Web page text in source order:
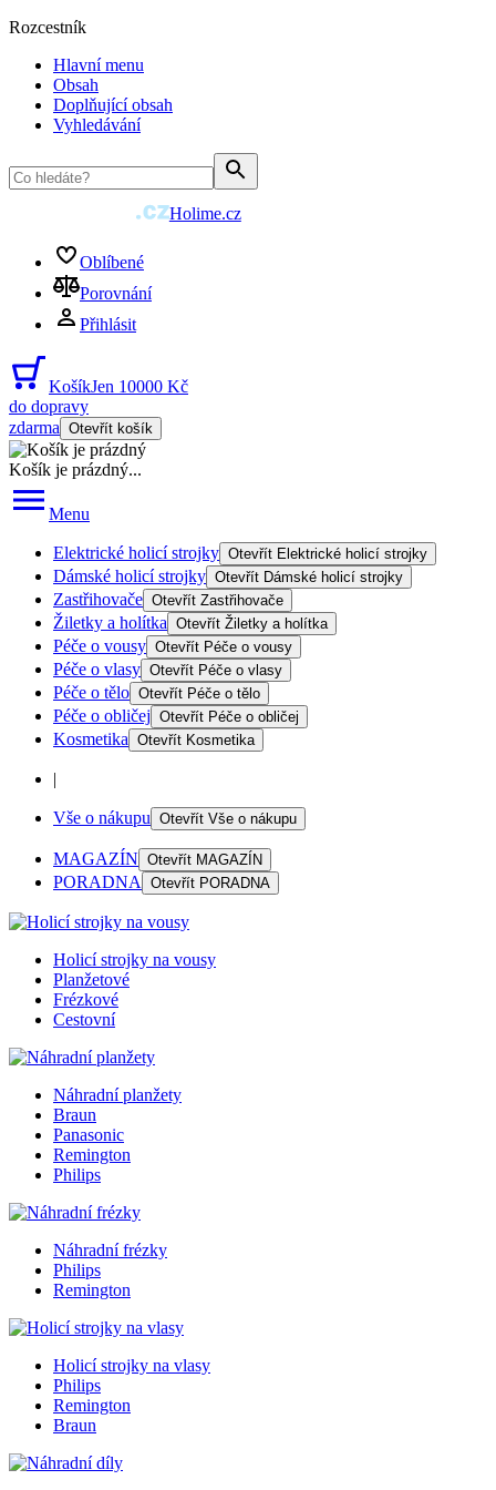
Rozcestník
Hlavní menu
Obsah
Doplňující obsah
Vyhledávání
Holime.cz
Oblíbené
Porovnání
Přihlásit
KošíkJen 10000 Kč
do dopravy
zdarma Otevřít košík
Košík je prázdný...
Menu
Elektrické holicí strojky Otevřít Elektrické holicí strojky
Dámské holicí strojky Otevřít Dámské holicí strojky
Zastřihovače Otevřít Zastřihovače
Žiletky a holítka Otevřít Žiletky a holítka
Péče o vousy Otevřít Péče o vousy
Péče o vlasy Otevřít Péče o vlasy
Péče o tělo Otevřít Péče o tělo
Péče o obličej Otevřít Péče o obličej
Kosmetika Otevřít Kosmetika
|
Vše o nákupu Otevřít Vše o nákupu
MAGAZÍN Otevřít MAGAZÍN
PORADNA Otevřít PORADNA
Holicí strojky na vousy
Planžetové
Frézkové
Cestovní
Náhradní planžety
Braun
Panasonic
Remington
Philips
Náhradní frézky
Philips
Remington
Holicí strojky na vlasy
Philips
Remington
Braun